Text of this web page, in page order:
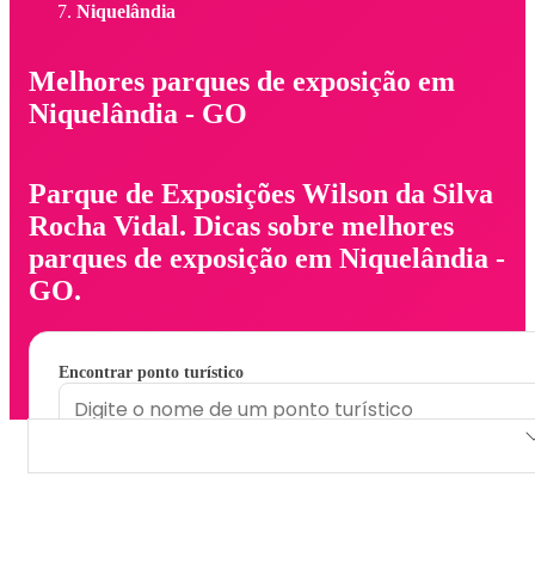
Niquelândia
Melhores parques de exposição em
Niquelândia - GO
Parque de Exposições Wilson da Silva
Rocha Vidal. Dicas sobre melhores
parques de exposição em Niquelândia -
GO.
Encontrar ponto turístico